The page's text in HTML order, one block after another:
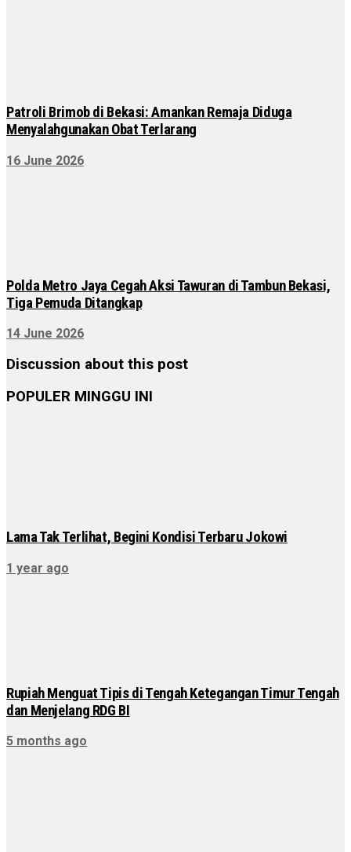
Patroli Brimob di Bekasi: Amankan Remaja Diduga
Menyalahgunakan Obat Terlarang
16 June 2026
Polda Metro Jaya Cegah Aksi Tawuran di Tambun Bekasi,
Tiga Pemuda Ditangkap
14 June 2026
Discussion about this post
POPULER MINGGU INI
Lama Tak Terlihat, Begini Kondisi Terbaru Jokowi
1 year ago
Rupiah Menguat Tipis di Tengah Ketegangan Timur Tengah
dan Menjelang RDG BI
5 months ago